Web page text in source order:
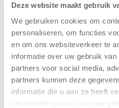
Deze website maakt gebruik
We gebruiken cookies om
personaliseren, om functies
en om ons websiteverkeer te
informatie over uw gebruik
partners voor social media,
partners kunnen deze
informatie die u aan ze heeft
verzameld op basis van uw
dat u een studie gaat
Belastingdienst/
nieuwe situatie op
Wilt u nu alvast weten
op
U en uw partner
ook gevolgen voor uw
Geef uw nieuwe situatie